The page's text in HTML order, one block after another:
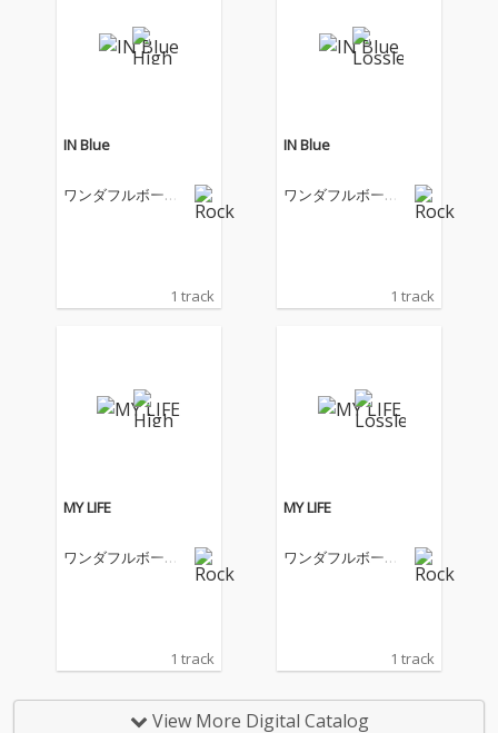
IN Blue
ワンダフルボーイ
1 track
IN Blue
ワンダフルボーイ
1 track
MY LIFE
ワンダフルボーイ
1 track
MY LIFE
ワンダフルボーイ
1 track
View More Digital Catalog